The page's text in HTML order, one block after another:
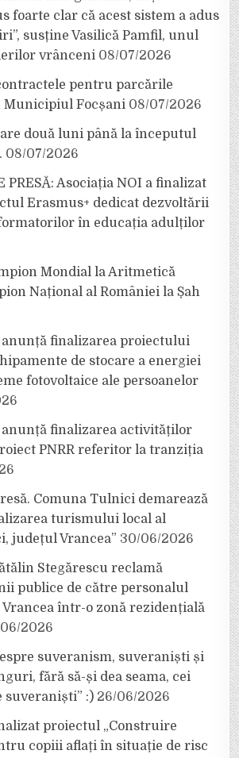
foarte clar că acest sistem a adus
susține Vasilică Pamfil, unul
vrânceni 08/07/2026
pentru parcările
Focșani 08/07/2026
două luni până la începutul
08/07/2026
PRESĂ: Asociația NOI a finalizat
Erasmus+ dedicat dezvoltării
în educația adulților
Mondial la Aritmetică
Național al României la Șah
anunță finalizarea proiectului
de stocare a energiei
fotovoltaice ale persoanelor
anunță finalizarea activităților
PNRR referitor la tranziția
Comuna Tulnici demarează
turismului local al
județul Vrancea” 30/06/2026
Stegărescu reclamă
publice de către personalul
într-o zonă rezidențială
2026
suveranism, suveraniști și
fără să-și dea seama, cei
suveraniști” :) 26/06/2026
proiectul „Construire
copiii aflați în situație de risc